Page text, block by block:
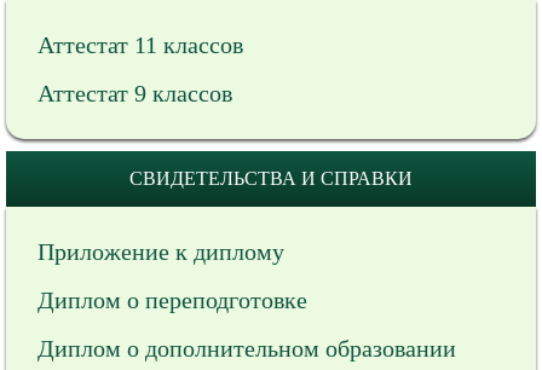
Аттестат 11 классов
Аттестат 9 классов
СВИДЕТЕЛЬСТВА И СПРАВКИ
Приложение к диплому
Диплом о переподготовке
Диплом о дополнительном образовании